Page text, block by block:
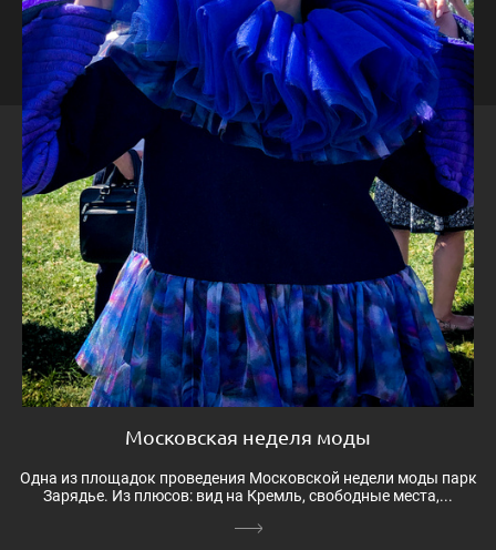
Московская неделя моды
Одна из площадок проведения Московской недели моды парк
Зарядье. Из плюсов: вид на Кремль, свободные места,...